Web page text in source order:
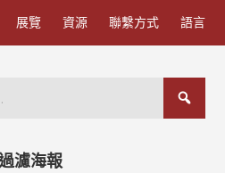
展覽 資源 聯繫方式 語言
濾海報